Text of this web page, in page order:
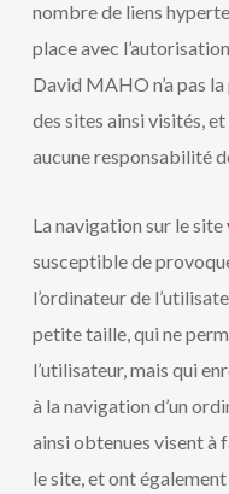
nombre de liens
place avec
David MAHO n’a pas
des sites ainsi visités, et
aucune responsabilité
La navigation sur le site
susceptible de
l’ordinateur de
petite taille, qui ne
l’utilisateur, mais qui
à la navigation d’un
ainsi obtenues visent à
le site, et ont